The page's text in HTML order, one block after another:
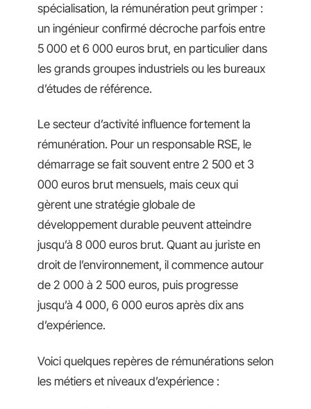
spécialisation, la rémunération peut grimper :
un ingénieur confirmé décroche parfois entre
5 000 et 6 000 euros brut, en particulier dans
les grands groupes industriels ou les bureaux
d’études de référence.
Le secteur d’activité influence fortement la
rémunération. Pour un responsable RSE, le
démarrage se fait souvent entre 2 500 et 3
000 euros brut mensuels, mais ceux qui
gèrent une stratégie globale de
développement durable peuvent atteindre
jusqu’à 8 000 euros brut. Quant au juriste en
droit de l’environnement, il commence autour
de 2 000 à 2 500 euros, puis progresse
jusqu’à 4 000, 6 000 euros après dix ans
d’expérience.
Voici quelques repères de rémunérations selon
les métiers et niveaux d’expérience :